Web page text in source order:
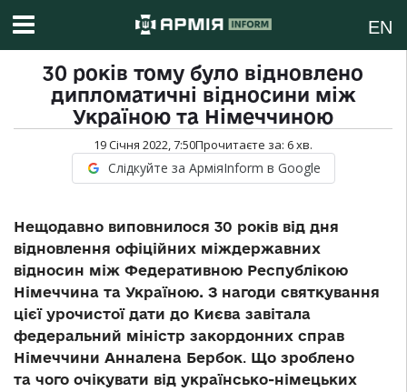
EN
30 років тому було відновлено
дипломатичні відносини між
Україною та Німеччиною
19 Січня 2022, 7:50Прочитаєте за: 6хв.
Слідкуйте за АрміяInform в Google
Нещодавно виповнилося 30 років від дня
відновлення офіційних міждержавних
відносин між Федеративною Республікою
Німеччина та Україною. З нагоди святкування
цієї урочистої дати до Києва завітала
федеральний міністр закордонних справ
Німеччини Анналена Бербок. Що зроблено
та чого очікувати від українсько-німецьких